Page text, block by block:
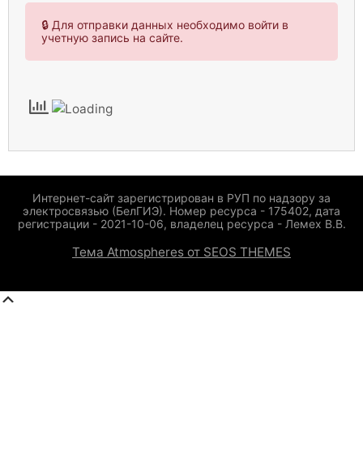
🔒 Для отправки данных необходимо войти в
учетную запись на сайте.
Интернет-сайт зарегистрирован в РУП по надзору за
электросвязью (БелГИЭ). Номер ресурса - 175402, дата
регистрации - 2021-10-06, владелец ресурса - Лемех В.В.
Тема Atmospheres от SEOS THEMES